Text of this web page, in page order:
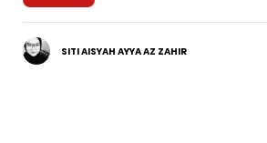
SITI AISYAH AYYA AZ ZAHIR